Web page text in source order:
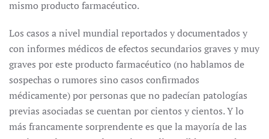
mismo producto farmacéutico.
Los casos a nivel mundial reportados y documentados y
con informes médicos de efectos secundarios graves y muy
graves por este producto farmacéutico (no hablamos de
sospechas o rumores sino casos confirmados
médicamente) por personas que no padecían patologías
previas asociadas se cuentan por cientos y cientos. Y lo
más francamente sorprendente es que la mayoría de las